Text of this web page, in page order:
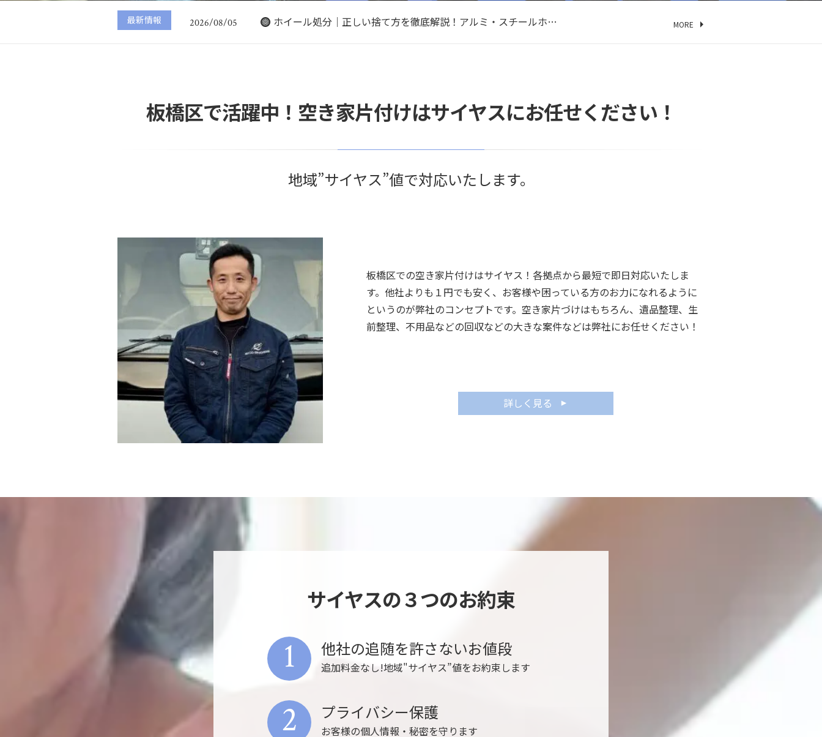
最新情報
2026/08/06
2026/08/05 ホイール処分｜正しい捨て方を徹底解説！アルミ・スチールホ…
2026/08/06 キックボード処分｜正しい捨て方を徹底解説！電動キックボー…
MORE
板橋区で活躍中！空き家片付けはサイヤスにお任せください！
地域”サイヤス”値で対応いたします。
板橋区での空き家片付けはサイヤス！各拠点から最短で即日対応いたしま
す。他社よりも１円でも安く、お客様や困っている方のお力になれるように
というのが弊社のコンセプトです。空き家片づけはもちろん、遺品整理、生
前整理、不用品などの回収などの大きな案件などは弊社にお任せください！
詳しく見る
サイヤスの３つのお約束
他社の追随を許さないお値段
追加料金なし!地域"サイヤス”値をお約束します
1
プライバシー保護
お客様の個人情報・秘密を守ります
2